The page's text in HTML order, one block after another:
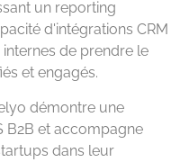
un reporting
d'intégrations CRM
de prendre le
et engagés.
démontre une
B2B et accompagne
dans leur